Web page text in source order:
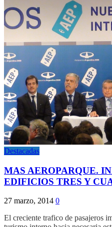
Destacadas
MAS AEROPARQUE.
EDIFICIOS TRES Y
27 marzo, 2014 0
El creciente trafico de pasajeros